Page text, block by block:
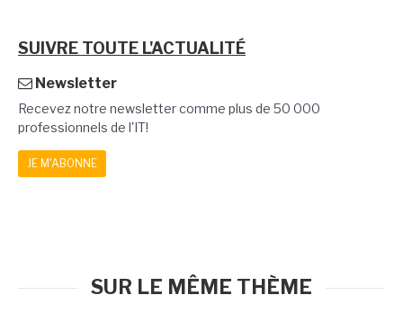
SUIVRE TOUTE L'ACTUALITÉ
Newsletter
Recevez notre newsletter comme plus de 50 000
professionnels de l'IT!
JE M'ABONNE
SUR LE MÊME THÈME